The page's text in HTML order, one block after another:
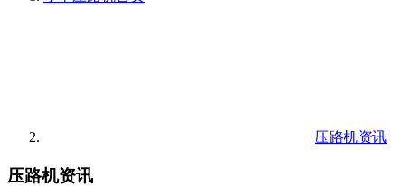
压路机资讯
压路机资讯